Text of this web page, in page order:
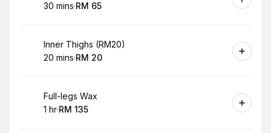
.Duration
30 mins·
.Price
RM 65
Book
Inner Thighs (RM20)
.Duration
20 mins·
.Price
RM 20
Book
Full-legs Wax
. Duration
1 hr·
.Price:
RM 135